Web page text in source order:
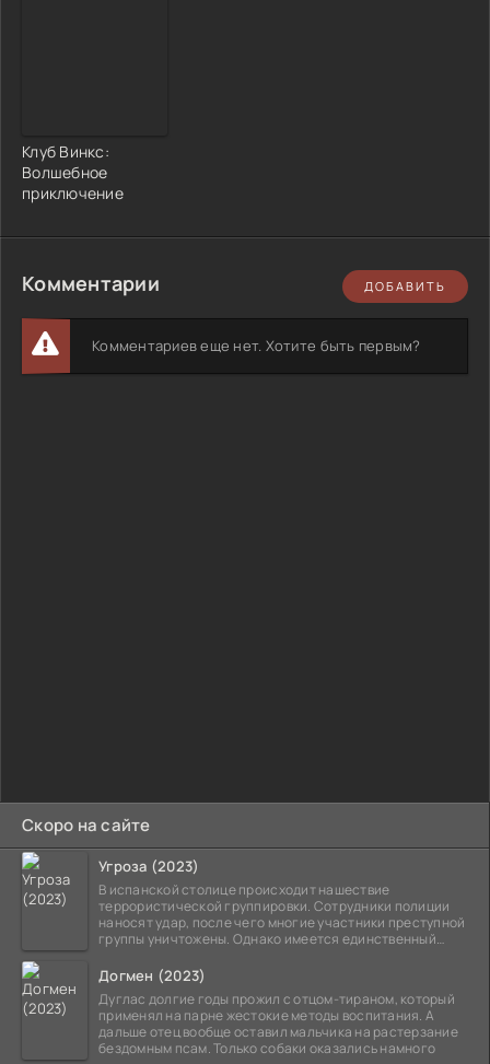
Скоро на сайте
Угроза (2023)
В испанской столице происходит нашествие
террористической группировки. Сотрудники полиции
наносят удар, после чего многие участники преступной
группы уничтожены. Однако имеется единственный
Догмен (2023)
Дуглас долгие годы прожил с отцом-тираном, который
применял на парне жестокие методы воспитания. А
дальше отец вообще оставил мальчика на растерзание
бездомным псам. Только собаки оказались намного
Клуб Винкс:
Волшебное
приключение
Комментарии ДОБАВИТЬ
Комментариев еще нет. Хотите быть первым?